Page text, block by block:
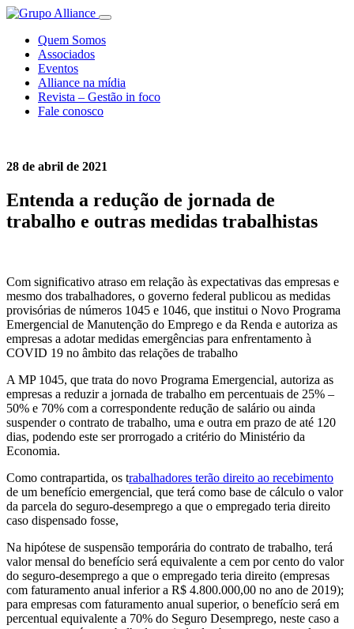
Quem Somos
Associados
Eventos
Alliance na mídia
Revista – Gestão in foco
Fale conosco
28 de abril de 2021
Entenda a redução de jornada de
trabalho e outras medidas trabalhistas
Com significativo atraso em relação às expectativas das empresas e
mesmo dos trabalhadores, o governo federal publicou as medidas
provisórias de números 1045 e 1046, que institui o Novo Programa
Emergencial de Manutenção do Emprego e da Renda e autoriza as
empresas a adotar medidas emergências para enfrentamento à
COVID 19 no âmbito das relações de trabalho
A MP 1045, que trata do novo Programa Emergencial, autoriza as
empresas a reduzir a jornada de trabalho em percentuais de 25% –
50% e 70% com a correspondente redução de salário ou ainda
suspender o contrato de trabalho, uma e outra em prazo de até 120
dias, podendo este ser prorrogado a critério do Ministério da
Economia.
Como contrapartida, os trabalhadores terão direito ao recebimento
de um benefício emergencial, que terá como base de cálculo o valor
da parcela do seguro-desemprego a que o empregado teria direito
caso dispensado fosse,
Na hipótese de suspensão temporária do contrato de trabalho, terá
valor mensal do benefício será equivalente a cem por cento do valor
do seguro-desemprego a que o empregado teria direito (empresas
com faturamento anual inferior a R$ 4.800.000,00 no ano de 2019);
para empresas com faturamento anual superior, o benefício será em
percentual equivalente a 70% do Seguro Desemprego, neste caso a